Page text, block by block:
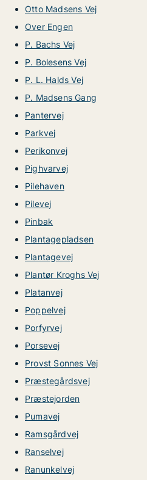
Otto Madsens Vej
Over Engen
P. Bachs Vej
P. Bolesens Vej
P. L. Halds Vej
P. Madsens Gang
Pantervej
Parkvej
Perikonvej
Pighvarvej
Pilehaven
Pilevej
Pinbak
Plantagepladsen
Plantagevej
Plantør Kroghs Vej
Platanvej
Poppelvej
Porfyrvej
Porsevej
Provst Sonnes Vej
Præstegårdsvej
Præstejorden
Pumavej
Ramsgårdvej
Ranselvej
Ranunkelvej